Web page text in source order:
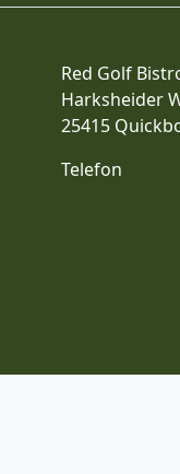
Red Golf
Harksheider
25415
Telefon